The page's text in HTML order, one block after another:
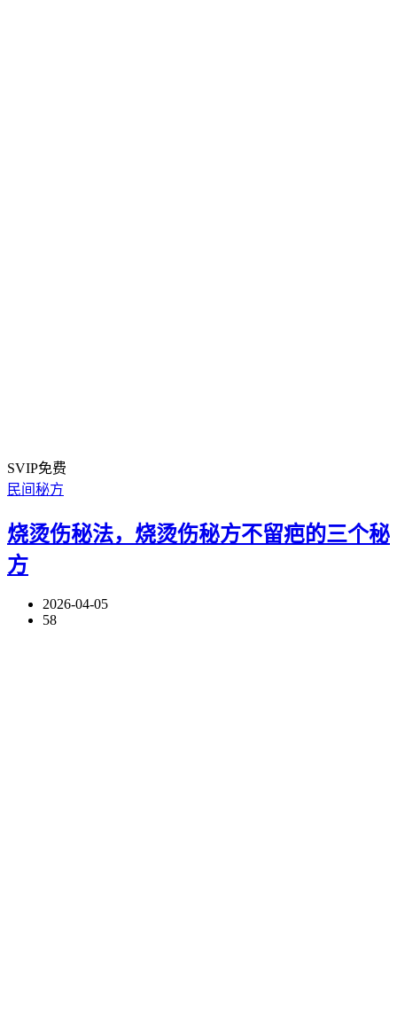
SVIP免费
民间秘方
烧烫伤秘法，烧烫伤秘方不留疤的三个秘
方
2026-04-05
58